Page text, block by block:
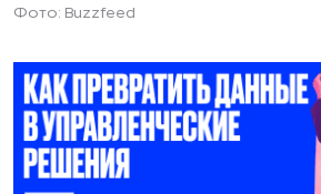
Фото: Buzzfeed